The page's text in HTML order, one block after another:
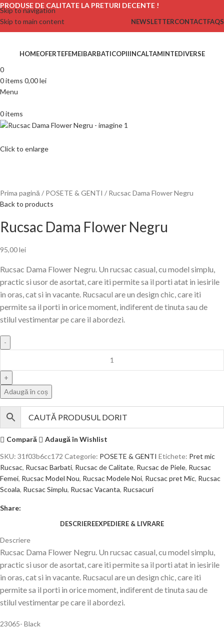
Skip to navigation
Skip to main content
PRODUSE DE CALITATE LA PRETURI DECENTE !
NEWSLETTERCONTACTFAQS
HOMEOFERTEFEMEIBARBATICOPIIINCALTAMINTEDIVERSE
0
0items 0,00lei
Menu
0items
Click to enlarge
Prima pagină POSETE & GENTI
Rucsac Dama Flower Negru
Back to products
Rucsac Dama Flower Negru
95,00lei
Rucsac Dama Flower Negru. Un rucsac casual, cu model simplu,
practic si usor de asortat, care iti permite sa il porti atat in iesirile
in oras, cat si in vacante. Rucsacul are un design chic, care iti
permite sa il porti in orice moment, indiferent de tinuta sau de
stilul vestimentar pe care il abordezi.
Adaugă în coș
Compară
Adaugă în Wishlist
SKU: 31f03b6cc172 Categorie: POSETE & GENTI Etichete: Pret mic
Rucsac, Rucsac Barbati, Rucsac de Calitate, Rucsac de Piele, Rucsac
Femei, Rucsac Model Nou, Rucsac Modele Noi, Rucsac pret Mic, Rucsac
Scoala, Rucsac Simplu, Rucsac Vacanta, Rucsacuri
Share:
DESCRIEREEXPEDIERE & LIVRARE
Descriere
Rucsac Dama Flower Negru. Un rucsac casual, cu model simplu,
practic si usor de asortat, care iti permite sa il porti atat in iesirile
in oras, cat si in vacante. Rucsacul are un design chic, care iti
permite sa il porti in orice moment, indiferent de tinuta sau de
stilul vestimentar pe care il abordezi.
23065- Black